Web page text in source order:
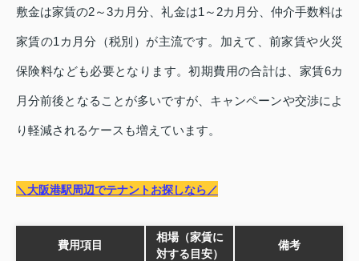
敷金は家賃の2～3カ月分、礼金は1～2カ月分、仲介手数料は
家賃の1カ月分（税別）が主流です。加えて、前家賃や火災
保険料なども必要となります。初期費用の合計は、家賃6カ
月分前後となることが多いですが、キャンペーンや交渉によ
り軽減されるケースも増えています。
＼大阪港駅周辺でテナントお探しなら／
費用項目
相場（家賃に
対する目安）
備考